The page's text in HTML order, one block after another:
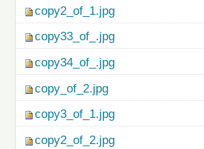
copy2_of_1.jpg
copy33_of_.jpg
copy34_of_.jpg
copy_of_2.jpg
copy3_of_1.jpg
copy2_of_2.jpg